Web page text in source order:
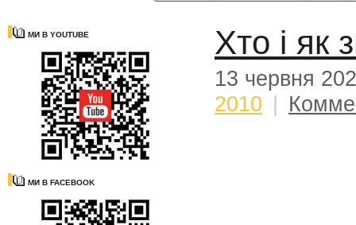
МИ В YOUTUBE
МИ В FACEBOOK
Хто і як
13 червня
2010